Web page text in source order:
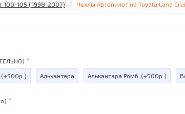
100-105 (1998-2007) Чехлы Автопилот на Toyota Land
(+500р.) Алькантара Алькантара Ромб (+500р.)